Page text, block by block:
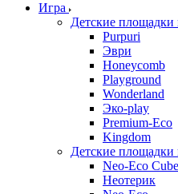
Игра
Детские
Purpuri
Эври
Honeycomb
Playground
Wonderland
Эко-play
Premium-Eco
Kingdom
Детские площадки
Neo-Eco Cube
Неотерик